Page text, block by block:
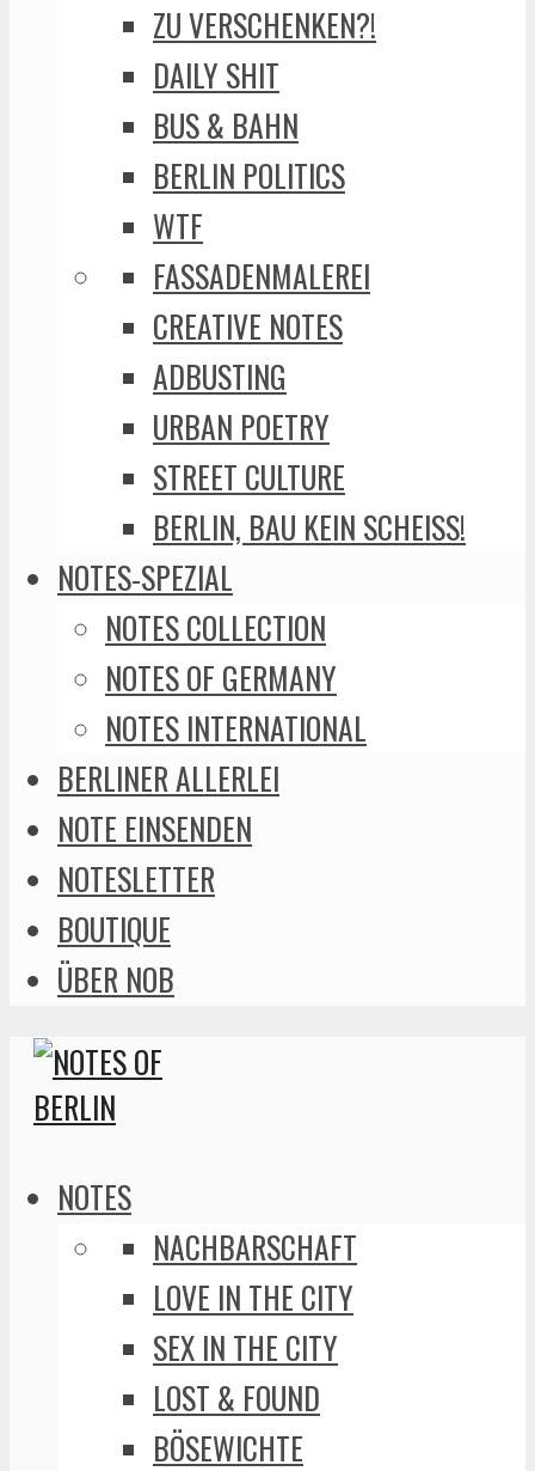
ZU VERSCHENKEN?!
DAILY SHIT
BUS & BAHN
BERLIN POLITICS
WTF
FASSADENMALEREI
CREATIVE NOTES
ADBUSTING
URBAN POETRY
STREET CULTURE
BERLIN, BAU KEIN SCHEISS!
NOTES-SPEZIAL
NOTES COLLECTION
NOTES OF GERMANY
NOTES INTERNATIONAL
BERLINER ALLERLEI
NOTE EINSENDEN
NOTESLETTER
BOUTIQUE
ÜBER NOB
NOTES
NACHBARSCHAFT
LOVE IN THE CITY
SEX IN THE CITY
LOST & FOUND
BÖSEWICHTE